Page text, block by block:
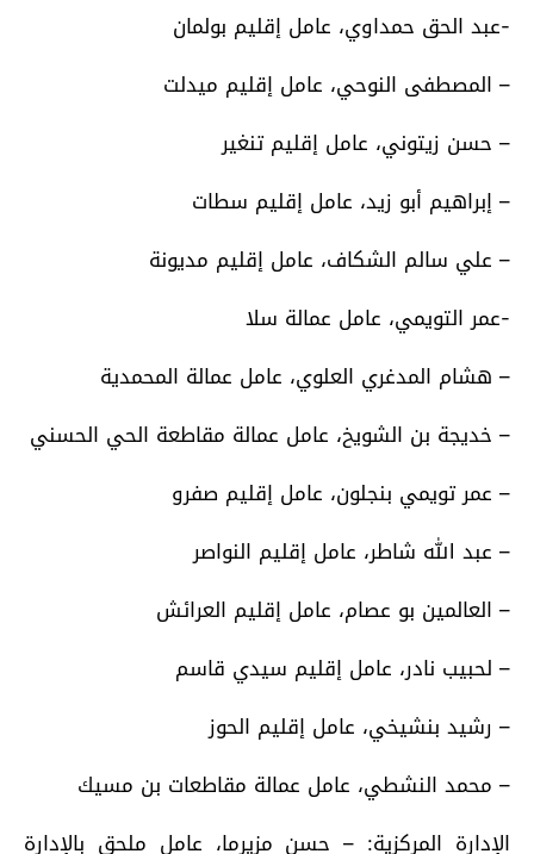
-عبد الحق حمداوي، عامل إقليم بولمان
– المصطفى النوحي، عامل إقليم ميدلت
– حسن زيتوني، عامل إقليم تنغير
– إبراهيم أبو زيد، عامل إقليم سطات
– علي سالم الشكاف، عامل إقليم مديونة
-عمر التويمي، عامل عمالة سلا
– هشام المدغري العلوي، عامل عمالة المحمدية
– خديجة بن الشويخ، عامل عمالة مقاطعة الحي الحسني
– عمر تويمي بنجلون، عامل إقليم صفرو
– عبد الله شاطر، عامل إقليم النواصر
– العالمين بو عصام، عامل إقليم العرائش
– لحبيب نادر، عامل إقليم سيدي قاسم
– رشيد بنشيخي، عامل إقليم الحوز
– محمد النشطي، عامل عمالة مقاطعات بن مسيك
الإدارة المركزية: – حسن مزيرما، عامل ملحق بالإدارة